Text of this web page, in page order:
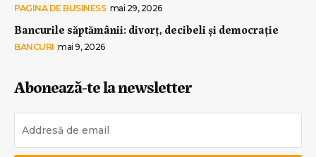
PAGINA DE BUSINESS mai 29, 2026
Bancurile săptămânii: divorț, decibeli și democrație
BANCURI mai 9, 2026
Abonează-te la newsletter